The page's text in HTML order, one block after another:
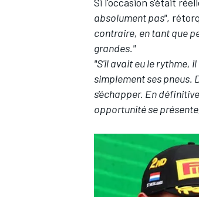
absolument pas",
contraire, en tant que
grandes."
"S'il avait eu le rythme,
simplement ses pneus.
s'échapper. En
opportunité se